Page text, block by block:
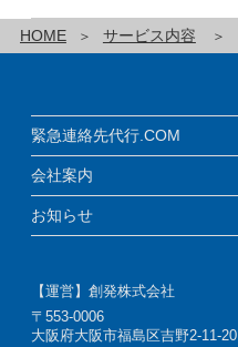
HOME サービス内容
緊急連絡先代行.COM
会社案内
お知らせ
【運営】創発株式会社
〒553-0006
大阪府大阪市福島区吉野2-11-20